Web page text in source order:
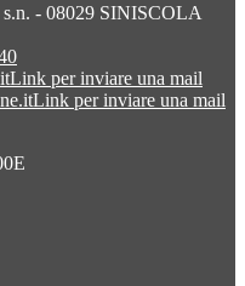
- 08029 SINISCOLA
Link per inviare una mail
Link per inviare una mail